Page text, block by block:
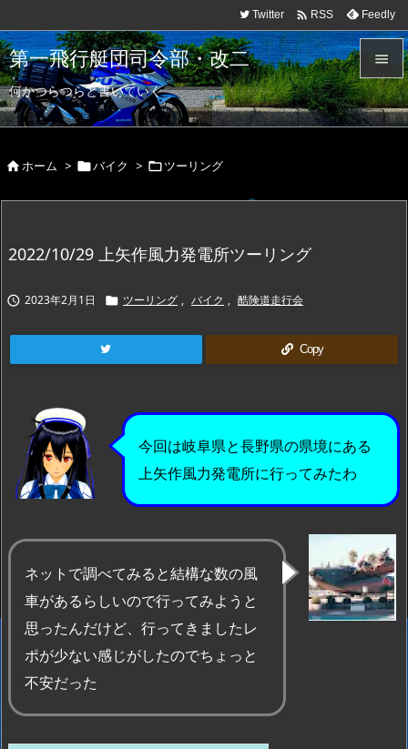
第一飛行艇団司令部・改二
何かつらつらと書いていく


メニュ
Twitter  RSS Feedly
ホーム > バイク > ツーリング
2022/10/29 上矢作風力発電所ツーリング
 2023年2月1日  ツーリング , バイク , 酷険道走行会
Copy
今回は岐阜県と長野県の県境にある
上矢作風力発電所に行ってみたわ
ネットで調べてみると結構な数の風
車があるらしいので行ってみようと
思ったんだけど、行ってきましたレ
ポが少ない感じがしたのでちょっと
不安だった